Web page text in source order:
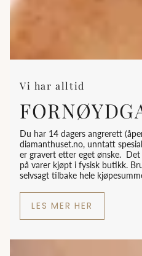
Vi har alltid
Du har 14 dagers angrerett
diamanthuset.no, unntatt
er gravert etter eget ønske.
på varer kjøpt i fysisk butikk.
selvsagt tilbake hele
LES MER HER